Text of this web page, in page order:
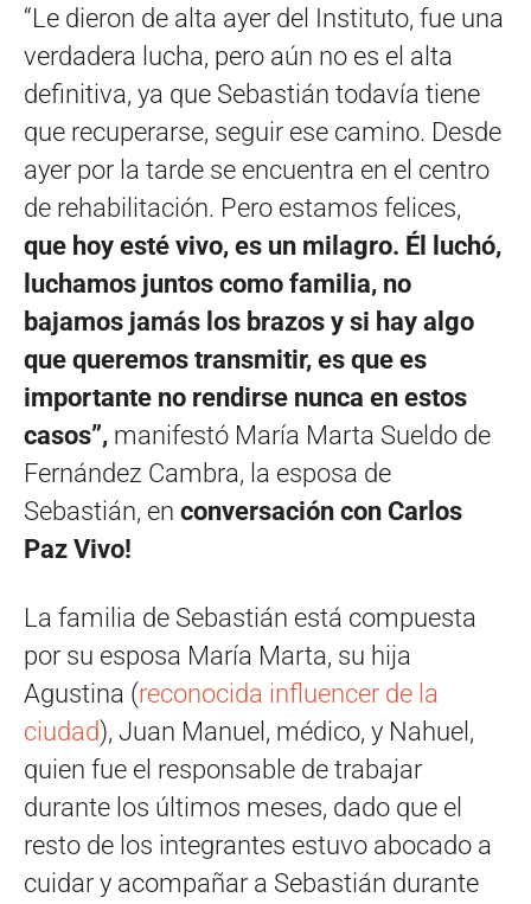
“Le dieron de alta ayer del Instituto, fue una
verdadera lucha, pero aún no es el alta
definitiva, ya que Sebastián todavía tiene
que recuperarse, seguir ese camino. Desde
ayer por la tarde se encuentra en el centro
de rehabilitación. Pero estamos felices,
que hoy esté vivo, es un milagro. Él luchó,
luchamos juntos como familia, no
bajamos jamás los brazos y si hay algo
que queremos transmitir, es que es
importante no rendirse nunca en estos
casos”, manifestó María Marta Sueldo de
Fernández Cambra, la esposa de
Sebastián, en conversación con Carlos
Paz Vivo!
La familia de Sebastián está compuesta
por su esposa María Marta, su hija
Agustina (reconocida influencer de la
ciudad), Juan Manuel, médico, y Nahuel,
quien fue el responsable de trabajar
durante los últimos meses, dado que el
resto de los integrantes estuvo abocado a
cuidar y acompañar a Sebastián durante